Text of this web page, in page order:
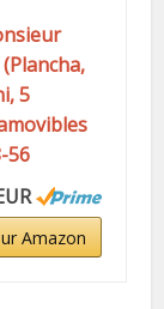
5
56
Amazon